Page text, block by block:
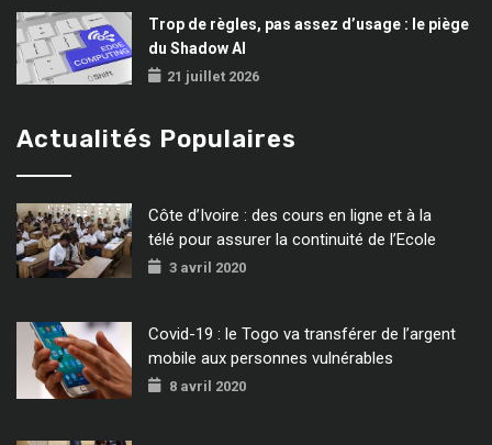
Trop de règles, pas assez d’usage : le piège
du Shadow AI
21 juillet 2026
Actualités Populaires
Côte d’Ivoire : des cours en ligne et à la
télé pour assurer la continuité de l’Ecole
3 avril 2020
Covid-19 : le Togo va transférer de l’argent
mobile aux personnes vulnérables
8 avril 2020